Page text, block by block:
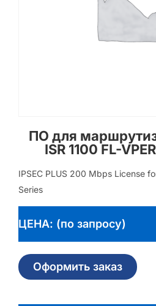
ПО для
ISR 1100 FL-
IPSEC PLUS 200 Mbps License
Series
ЦЕНА: (по запросу)
Оформить заказ